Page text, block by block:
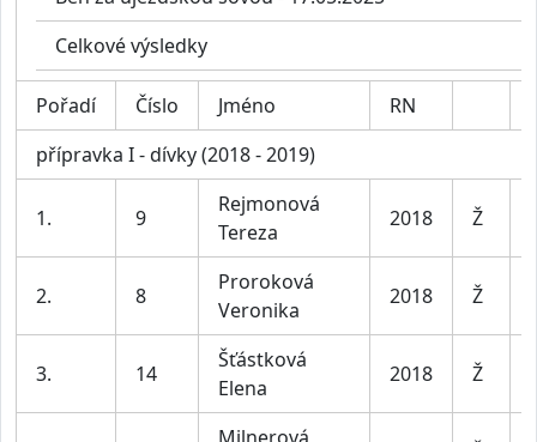
Celkové výsledky
Pořadí Číslo Jméno RN
přípravka I - dívky (2018 - 2019)
1. 9
Rejmonová
Tereza
2018 Ž
2. 8
Proroková
Veronika
2018 Ž
3. 14
Šťástková
Elena
2018 Ž